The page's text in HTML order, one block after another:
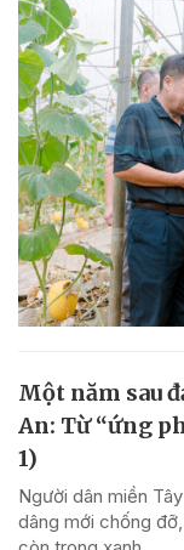
Một năm sau
An: Từ “ứng
1)
Người dân miền
dâng mới chống